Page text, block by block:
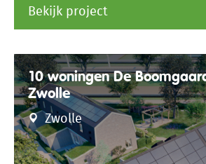
Bekijk project
10 woningen De
Zwolle
Zwolle